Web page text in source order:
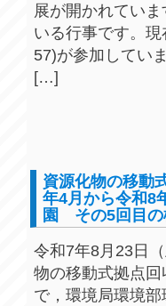
展が開かれてい
いる行事です。
57)が参加してい
[…]
資源化物の移動
年4月から令和
園 その5回目の
令和7年8月23日
物の移動式拠点回
で，環境局環境